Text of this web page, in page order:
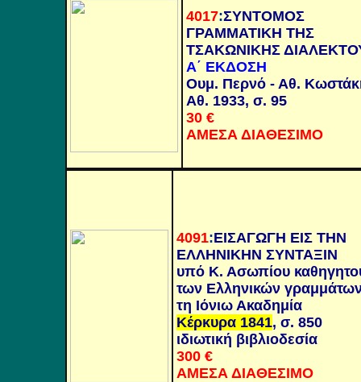
4017:ΣΥΝΤΟΜΟΣ
ΓΡΑΜΜΑΤΙΚΗ ΤΗΣ
ΤΣΑΚΩΝΙΚΗΣ
Α΄ ΕΚΔΟΣΗ
Ουμ. Περνό - Αθ.
Αθ. 1933, σ. 95
30 €
ΑΜΕΣΑ ΔΙΑΘΕΣΙΜΟ
4091:ΕΙΣΑΓΩΓΗ ΕΙΣ ΤΗΝ
ΕΛΛΗΝΙΚΗΝ ΣΥΝΤΑΞΙΝ
υπό Κ. Ασωπίου
των Ελληνικών
τη Ιόνιω Ακαδημία
Κέρκυρα 1841, σ. 850
ιδιωτική βιβλιοδεσία
300 €
ΑΜΕΣΑ ΔΙΑΘΕΣΙΜΟ